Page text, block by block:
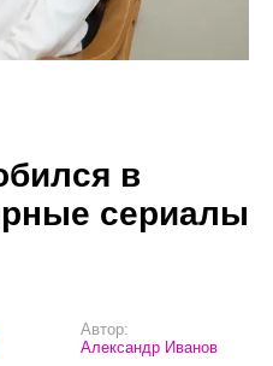
в
сериалы
Автор:
Александр Иванов